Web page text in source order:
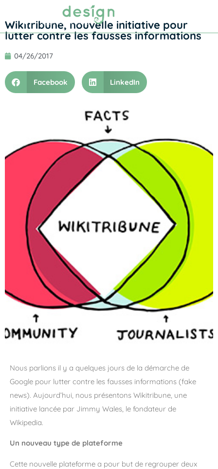
Wikitribune, nouvelle initiative pour
lutter contre les fausses informations
04/26/2017
Facebook LinkedIn
Nous parlions il y a quelques jours de la démarche de
Google pour lutter contre les fausses informations (fake
news). Aujourd’hui, nous présentons Wikitribune, une
initiative lancée par Jimmy Wales, le fondateur de
Wikipedia.
Un nouveau type de plateforme
Cette nouvelle plateforme a pour but de regrouper deux